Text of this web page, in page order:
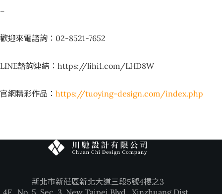
–
歡迎來電諮詢：02-8521-7652
LINE諮詢連結：https://lihi1.com/LHD8W
官網精彩作品： https://tuoying-design.com/index.php
新北市新莊區新北大道三段5號4樓之3